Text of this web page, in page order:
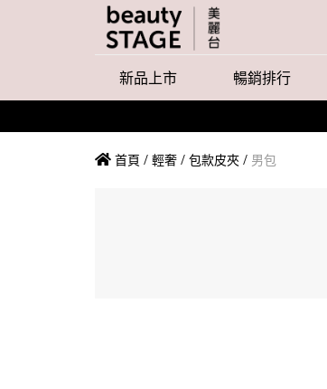
新品上市 暢銷排行
首頁 / 輕奢 / 包款皮夾 / 男包